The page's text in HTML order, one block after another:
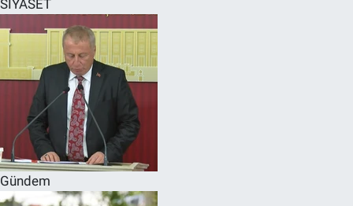
SİYASET
Gündem
SPOR
RESMİ İLANLAR